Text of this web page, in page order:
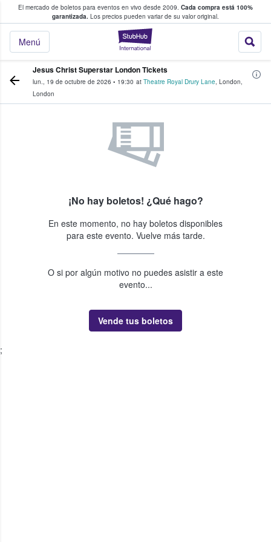
El mercado de boletos para eventos en vivo desde 2009. Cada compra está 100%
garantizada. Los precios pueden variar de su valor original.
StubHub: donde
Menú
fans compran y venden boletos
Jesus Christ Superstar London Tickets
lun., 19 de octubre de 2026 • 19:30 at Theatre Royal Drury Lane, London,
London
¡No hay boletos! ¿Qué hago?
En este momento, no hay boletos disponibles
para este evento. Vuelve más tarde.
O si por algún motivo no puedes asistir a este
evento...
Vende tus boletos
;